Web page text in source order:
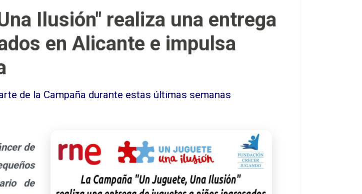
Ilusión" realiza una entrega
en Alicante e impulsa
de la Campaña durante estas últimas semanas
de
de